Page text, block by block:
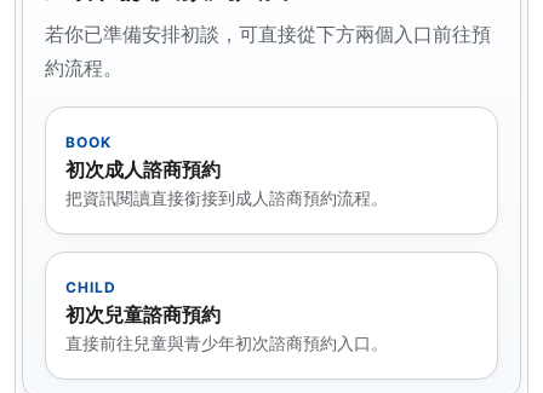
若你已準備安排初談，可直接從下方兩個入口前往預
約流程。
BOOK
初次成人諮商預約
把資訊閱讀直接銜接到成人諮商預約流程。
CHILD
初次兒童諮商預約
直接前往兒童與青少年初次諮商預約入口。